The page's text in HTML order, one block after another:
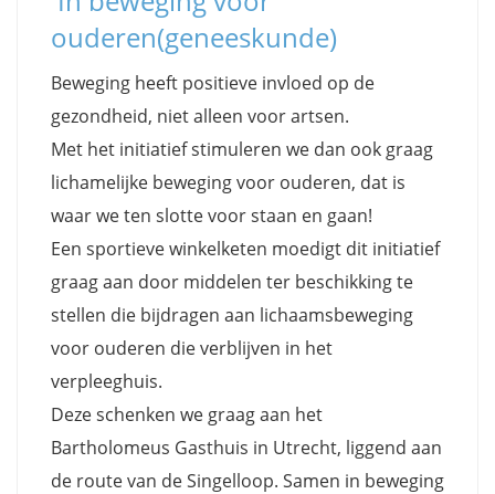
ouderen(geneeskunde)
Beweging heeft positieve invloed op de
gezondheid, niet alleen voor artsen.
Met het initiatief stimuleren we dan ook graag
lichamelijke beweging voor ouderen, dat is
waar we ten slotte voor staan en gaan!
Een sportieve winkelketen moedigt dit initiatief
graag aan door middelen ter beschikking te
stellen die bijdragen aan lichaamsbeweging
voor ouderen die verblijven in het
verpleeghuis.
Deze schenken we graag aan het
Bartholomeus Gasthuis in Utrecht, liggend aan
de route van de Singelloop. Samen in beweging